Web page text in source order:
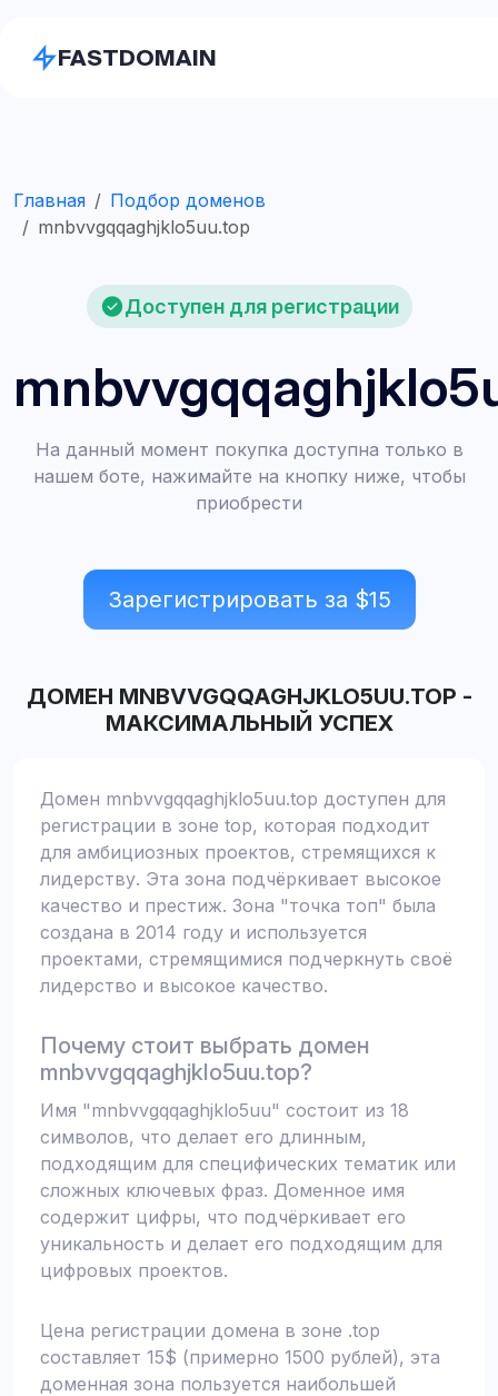
FASTDOMAIN
Главная
Подбор доменов
mnbvvgqqaghjklo5uu.top
Доступен для регистрации
На данный момент покупка доступна только в
нашем боте, нажимайте на кнопку ниже, чтобы
приобрести
Зарегистрировать за $15
ДОМЕН MNBVVGQQAGHJKLO5UU.TOP -
МАКСИМАЛЬНЫЙ УСПЕХ
Домен mnbvvgqqaghjklo5uu.top доступен для
регистрации в зоне top, которая подходит
для амбициозных проектов, стремящихся к
лидерству. Эта зона подчёркивает высокое
качество и престиж. Зона "точка топ" была
создана в 2014 году и используется
проектами, стремящимися подчеркнуть своё
лидерство и высокое качество.
Почему стоит выбрать домен
mnbvvgqqaghjklo5uu.top?
Имя "mnbvvgqqaghjklo5uu" состоит из 18
символов, что делает его длинным,
подходящим для специфических тематик или
сложных ключевых фраз. Доменное имя
содержит цифры, что подчёркивает его
уникальность и делает его подходящим для
цифровых проектов.
Цена регистрации домена в зоне .top
составляет 15$ (примерно 1500 рублей), эта
доменная зона пользуется наибольшей